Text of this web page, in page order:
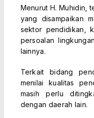
Menurut H. Muhidin,
yang disampaikan
sektor pendidikan,
persoalan
lainnya.
Terkait bidang
menilai kualitas
masih perlu
dengan daerah lain.